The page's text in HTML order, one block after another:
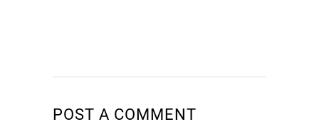
POST A COMMENT